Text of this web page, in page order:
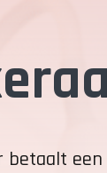
betaalt